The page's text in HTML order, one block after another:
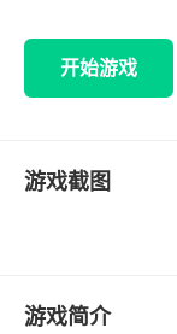
开始游戏
游戏截图
游戏简介